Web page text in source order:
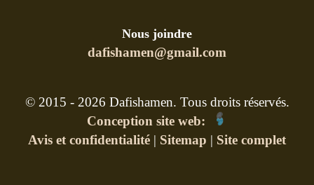
Nous joindre
dafishamen@gmail.com
© 2015 - 2026 Dafishamen. Tous droits réservés.
Conception site web:
Avis et confidentialité | Sitemap | Site complet